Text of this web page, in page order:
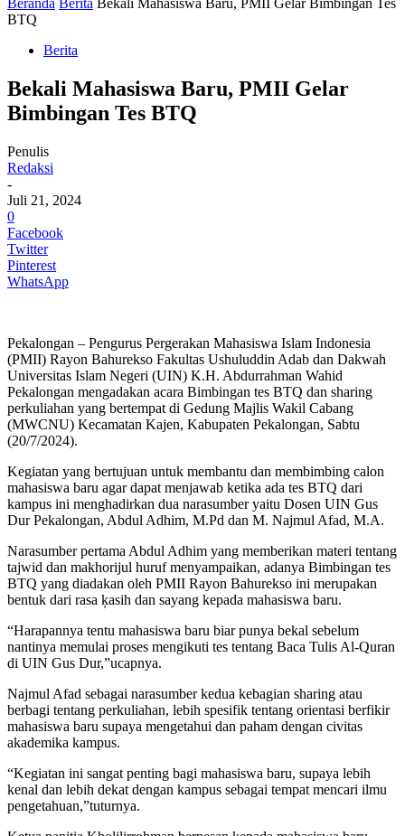
Beranda Berita Bekali Mahasiswa Baru, PMII Gelar Bimbingan Tes
BTQ
Berita
Bekali Mahasiswa Baru, PMII Gelar
Bimbingan Tes BTQ
Penulis
Redaksi
-
Juli 21, 2024
0
Facebook
Twitter
Pinterest
WhatsApp
Pekalongan – Pengurus Pergerakan Mahasiswa Islam Indonesia
(PMII) Rayon Bahurekso Fakultas Ushuluddin Adab dan Dakwah
Universitas Islam Negeri (UIN) K.H. Abdurrahman Wahid
Pekalongan mengadakan acara Bimbingan tes BTQ dan sharing
perkuliahan yang bertempat di Gedung Majlis Wakil Cabang
(MWCNU) Kecamatan Kajen, Kabupaten Pekalongan, Sabtu
(20/7/2024).
Kegiatan yang bertujuan untuk membantu dan membimbing calon
mahasiswa baru agar dapat menjawab ketika ada tes BTQ dari
kampus ini menghadirkan dua narasumber yaitu Dosen UIN Gus
Dur Pekalongan, Abdul Adhim, M.Pd dan M. Najmul Afad, M.A.
Narasumber pertama Abdul Adhim yang memberikan materi tentang
tajwid dan makhorijul huruf menyampaikan, adanya Bimbingan tes
BTQ yang diadakan oleh PMII Rayon Bahurekso ini merupakan
bentuk dari rasa ķasih dan sayang kepada mahasiswa baru.
“Harapannya tentu mahasiswa baru biar punya bekal sebelum
nantinya memulai proses mengikuti tes tentang Baca Tulis Al-Quran
di UIN Gus Dur,”ucapnya.
Najmul Afad sebagai narasumber kedua kebagian sharing atau
berbagi tentang perkuliahan, lebih spesifik tentang orientasi berfikir
mahasiswa baru supaya mengetahui dan paham dengan civitas
akademika kampus.
“Kegiatan ini sangat penting bagi mahasiswa baru, supaya lebih
kenal dan lebih dekat dengan kampus sebagai tempat mencari ilmu
pengetahuan,”tuturnya.